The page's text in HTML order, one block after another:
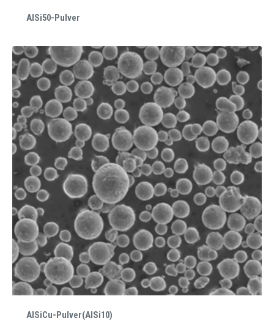
AlSi50-Pulver
AlSiCu-Pulver(AlSi10)